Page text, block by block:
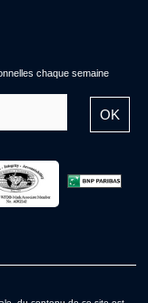
chaque semaine
OK